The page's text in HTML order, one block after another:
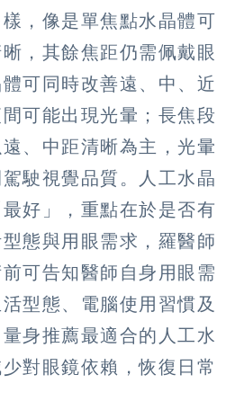
樣，像是單焦點水晶體可
，其餘焦距仍需佩戴眼
可同時改善遠、中、近
可能出現光暈；長焦段
、中距清晰為主，光暈
駛視覺品質。人工水晶
好」，重點在於是否有
態與用眼需求，羅醫師
可告知醫師自身用眼需
型態、電腦使用習慣及
身推薦最適合的人工水
對眼鏡依賴，恢復日常